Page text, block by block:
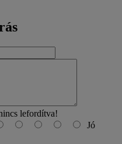
lefordítva!
Jó